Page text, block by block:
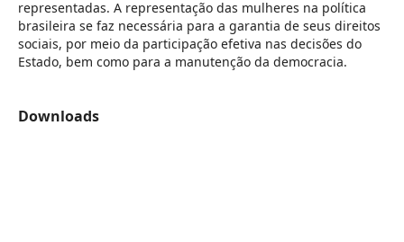
representadas. A representação das mulheres na política
brasileira se faz necessária para a garantia de seus direitos
sociais, por meio da participação efetiva nas decisões do
Estado, bem como para a manutenção da democracia.
Downloads